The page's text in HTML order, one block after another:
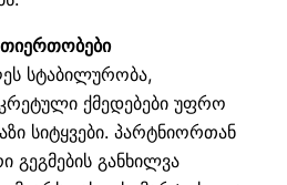
სტაბილურობა,
ქმედებები უფრო
სიტყვები. პარტნიორთან
განხილვა